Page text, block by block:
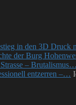
in den 3D Druck
der Burg
– Brutalismus…
entzerren –…